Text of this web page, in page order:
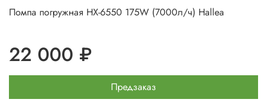
Помпа погружная HX-6550 175W (7000л/ч) Hallea
22 000 ₽
Предзаказ